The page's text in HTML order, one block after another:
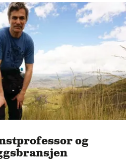
og